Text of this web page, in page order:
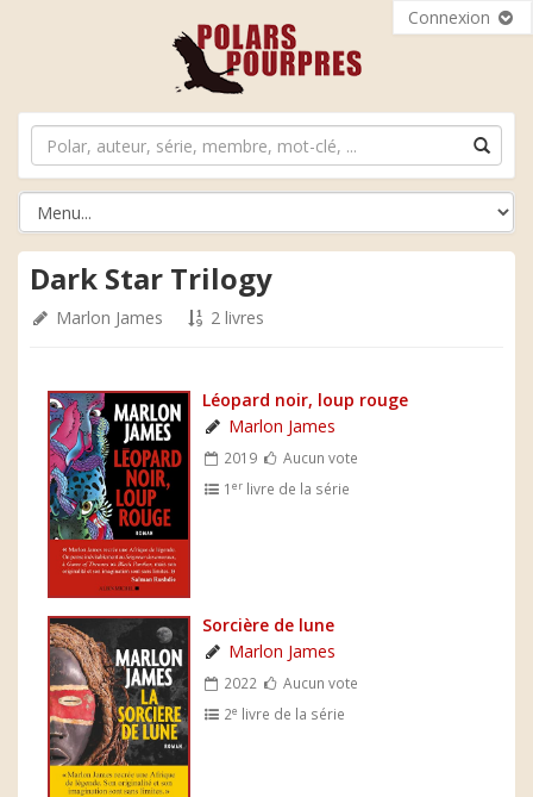
Connexion
Dark Star Trilogy
Marlon James 2 livres
Léopard noir, loup rouge
Marlon James
2019
Aucun vote
1er livre de la série
Sorcière de lune
Marlon James
2022
Aucun vote
2e livre de la série